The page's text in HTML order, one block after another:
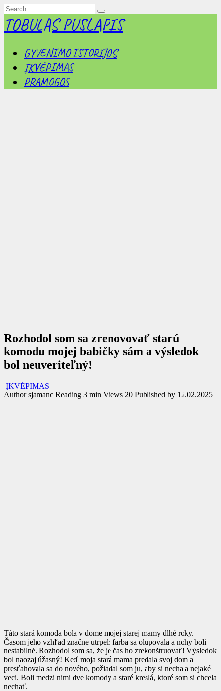
Skip
to
content
Search
for:
TOBULAS PUSLAPIS
GYVENIMO ISTORIJOS
ĮKVĖPIMAS
PRAMOGOS
Rozhodol som sa zrenovovať starú
komodu mojej babičky sám a výsledok
bol neuveriteľný!
ĮKVĖPIMAS
Author sjamanc Reading 3 min Views 20 Published by 12.02.2025
Táto stará komoda bola v dome mojej starej mamy dlhé roky.
Časom jeho vzhľad značne utrpel: farba sa olupovala a nohy boli
nestabilné. Rozhodol som sa, že je čas ho zrekonštruovať! Výsledok
bol naozaj úžasný! Keď moja stará mama predala svoj dom a
presťahovala sa do nového, požiadal som ju, aby si nechala nejaké
veci. Boli medzi nimi dve komody a staré kreslá, ktoré som si chcela
nechať.